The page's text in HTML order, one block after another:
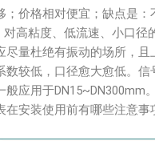
；价格相对便宜；缺点是：
对高粘度、低流速、小口径
尽量杜绝有振动的场所，且
数较低，口径愈大愈低。信
应用于DN15~DN300mm。
在安装使用前有哪些注意事